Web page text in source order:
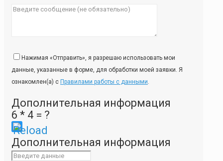
Нажимая «Отправить», я разрешаю использовать мои
данные, указанные в форме, для обработки моей заявки. Я
ознакомлен(а) с Правилами работы с данными.
Дополнительная информация
6 * 4 = ?
Please
enter
Дополнительная информация